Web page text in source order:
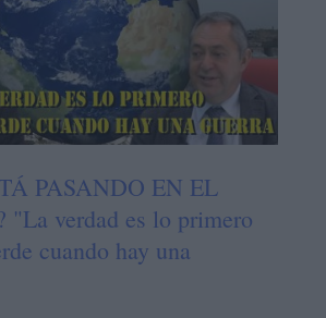
PASANDO EN EL
"La verdad es lo primero
cuando hay una